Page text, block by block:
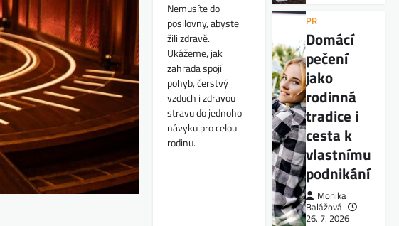
Nemusíte do
posilovny, abyste
žili zdravě.
Ukážeme, jak
zahrada spojí
pohyb, čerstvý
vzduch i zdravou
stravu do jednoho
návyku pro celou
rodinu.
PR
Domácí
pečení
jako
rodinná
tradice i
cesta k
vlastnímu
podnikání
Monika
Balážová
26. 7. 2026